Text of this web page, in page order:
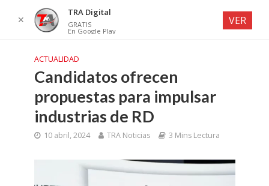
ACTUALIDAD
Candidatos ofrecen
propuestas para impulsar
industrias de RD
10 abril, 2024 TRA Noticias 3 Mins Lectura
✕
TRA Digital
GRATIS
En Google Play
VER